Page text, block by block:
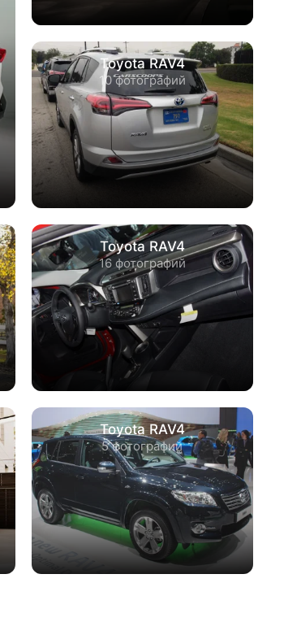
Toyota RAV4
10 фотографий
Toyota RAV4
16 фотографий
Toyota RAV4
5 фотографий